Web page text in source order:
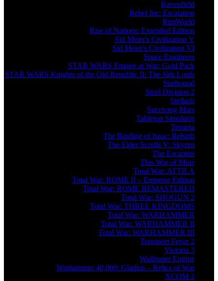
Ravenfield
Rebel Inc: Escalation
RimWorld
Rise of Nations: Extended Edition
Sid Meier's Civilization V
Sid Meier's Civilization VI
Space Engineers
STAR WARS Empire at War: Gold Pack
STAR WARS Knights of the Old Republic II: The Sith Lords
Starbound
Steel Division 2
Stellaris
Surviving Mars
Tabletop Simulator
Terraria
The Binding of Isaac: Rebirth
The Elder Scrolls V: Skyrim
The Escapists
This War of Mine
Total War: ATTILA
Total War: ROME II – Emperor Edition
Total War: ROME REMASTERED
Total War: SHOGUN 2
Total War: THREE KINGDOMS
Total War: WARHAMMER
Total War: WARHAMMER II
Total War: WARHAMMER III
Transport Fever 2
Victoria 3
Wallpaper Engine
Warhammer 40,000: Gladius – Relics of War
XCOM 2